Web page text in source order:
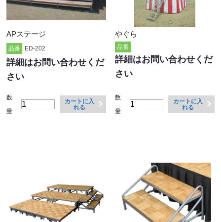
APステージ
品番 ED-202
詳細はお問い合わせくだ
さい
数
量
カートに入
れる
やぐら
品番
詳細はお問い合わせくだ
さい
数
量
カートに入
れる